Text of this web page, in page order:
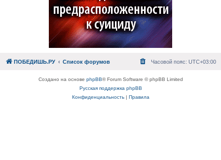
ПОБЕДИШЬ.РУ Список форумов Часовой пояс: UTC+03:00
Создано на основе phpBB® Forum Software © phpBB Limited
Русская поддержка phpBB
Конфиденциальность| Правила